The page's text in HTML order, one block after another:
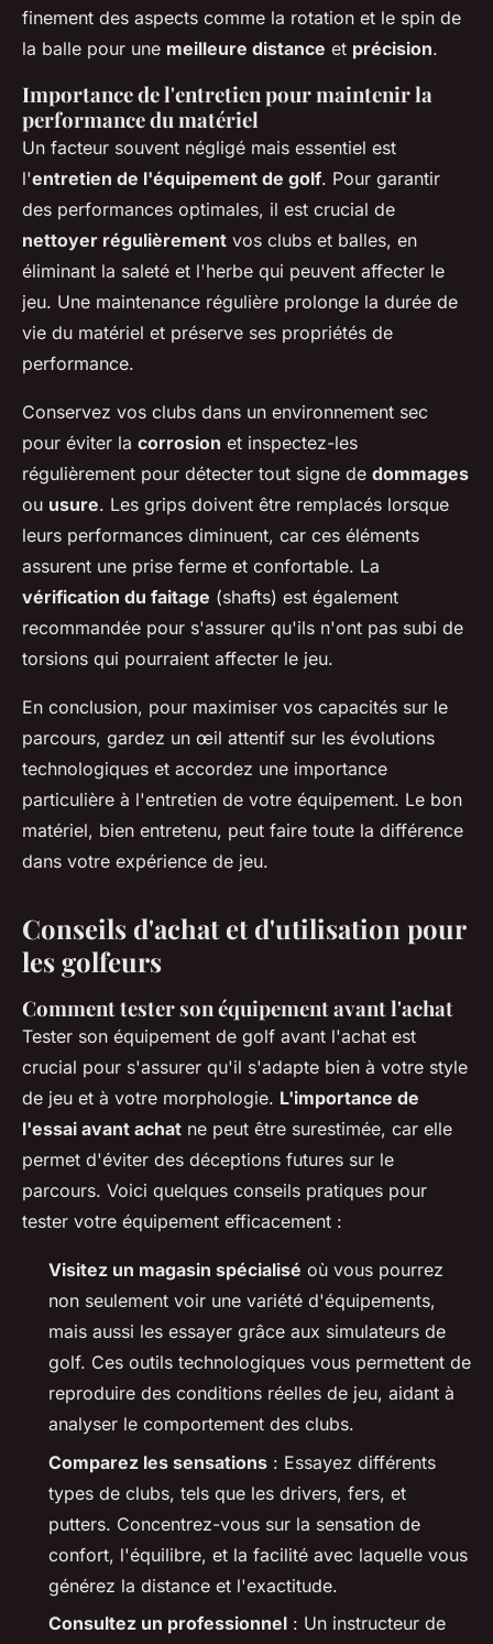
finement des aspects comme la rotation et le spin de
la balle pour une meilleure distance et précision.
Importance de l'entretien pour maintenir la
performance du matériel
Un facteur souvent négligé mais essentiel est
l'entretien de l'équipement de golf. Pour garantir
des performances optimales, il est crucial de
nettoyer régulièrement vos clubs et balles, en
éliminant la saleté et l'herbe qui peuvent affecter le
jeu. Une maintenance régulière prolonge la durée de
vie du matériel et préserve ses propriétés de
performance.
Conservez vos clubs dans un environnement sec
pour éviter la corrosion et inspectez-les
régulièrement pour détecter tout signe de dommages
ou usure. Les grips doivent être remplacés lorsque
leurs performances diminuent, car ces éléments
assurent une prise ferme et confortable. La
vérification du faitage (shafts) est également
recommandée pour s'assurer qu'ils n'ont pas subi de
torsions qui pourraient affecter le jeu.
En conclusion, pour maximiser vos capacités sur le
parcours, gardez un œil attentif sur les évolutions
technologiques et accordez une importance
particulière à l'entretien de votre équipement. Le bon
matériel, bien entretenu, peut faire toute la différence
dans votre expérience de jeu.
Conseils d'achat et d'utilisation pour
les golfeurs
Comment tester son équipement avant l'achat
Tester son équipement de golf avant l'achat est
crucial pour s'assurer qu'il s'adapte bien à votre style
de jeu et à votre morphologie. L'importance de
l'essai avant achat ne peut être surestimée, car elle
permet d'éviter des déceptions futures sur le
parcours. Voici quelques conseils pratiques pour
tester votre équipement efficacement :
Visitez un magasin spécialisé où vous pourrez
non seulement voir une variété d'équipements,
mais aussi les essayer grâce aux simulateurs de
golf. Ces outils technologiques vous permettent de
reproduire des conditions réelles de jeu, aidant à
analyser le comportement des clubs.
Comparez les sensations : Essayez différents
types de clubs, tels que les drivers, fers, et
putters. Concentrez-vous sur la sensation de
confort, l'équilibre, et la facilité avec laquelle vous
générez la distance et l'exactitude.
Consultez un professionnel : Un instructeur de